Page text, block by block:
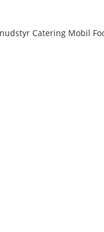
Catering Mobil